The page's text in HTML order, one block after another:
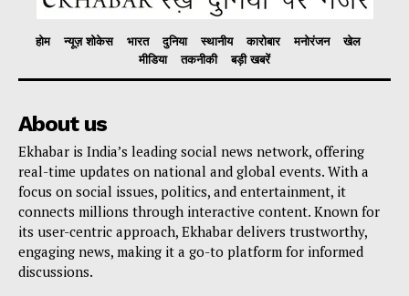
होम न्यूज़ शोकेस भारत दुनिया स्थानीय कारोबार मनोरंजन
खेल
मीडिया
तकनीकी बड़ी खबरें
About us
Ekhabar is India’s leading social news network, offering
real-time updates on national and global events. With a
focus on social issues, politics, and entertainment, it
connects millions through interactive content. Known for
its user-centric approach, Ekhabar delivers trustworthy,
engaging news, making it a go-to platform for informed
discussions.